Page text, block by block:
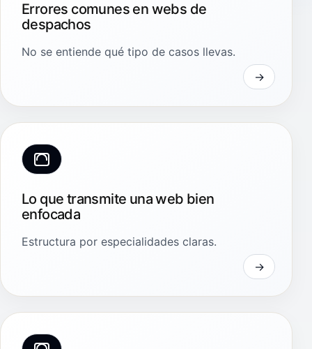
Errores comunes en webs de
despachos
No se entiende qué tipo de casos llevas.
Lo que transmite una web bien
enfocada
Estructura por especialidades claras.